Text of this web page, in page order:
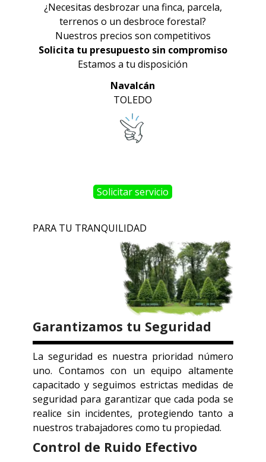
¿Necesitas desbrozar una finca, parcela,
terrenos o un desbroce forestal?
Nuestros precios son competitivos
Solicita tu presupuesto sin compromiso
Estamos a tu disposición
Navalcán
TOLEDO
Solicitar servicio
PARA TU TRANQUILIDAD
Garantizamos tu Seguridad
La seguridad es nuestra prioridad número
uno. Contamos con un equipo altamente
capacitado y seguimos estrictas medidas de
seguridad para garantizar que cada poda se
realice sin incidentes, protegiendo tanto a
nuestros trabajadores como tu propiedad.
Control de Ruido Efectivo